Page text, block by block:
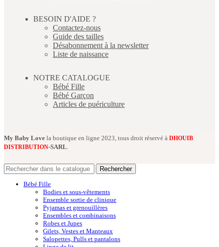
BESOIN D'AIDE ?
Contactez-nous
Guide des tailles
Désabonnement à la newsletter
Liste de naissance
NOTRE CATALOGUE
Bébé Fille
Bébé Garçon
Articles de puériculture
My Baby Love la boutique en ligne 2023, tous droit réservé à DHOUIB
DISTRIBUTION-SARL
Rechercher
Bébé Fille
Bodies et sous-vêtements
Ensemble sortie de clinique
Pyjamas et grenouillères
Ensembles et combinaisons
Robes et Jupes
Gilets, Vestes et Manteaux
Salopettes, Pulls et pantalons